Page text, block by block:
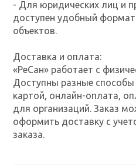
- Для юридических лиц и
доступен удобный
объектов.
Доставка и оплата:
«РеСан» работает с
Доступны разные
картой, онлайн-оплата,
для организаций. Заказ
оформить доставку с
заказа.